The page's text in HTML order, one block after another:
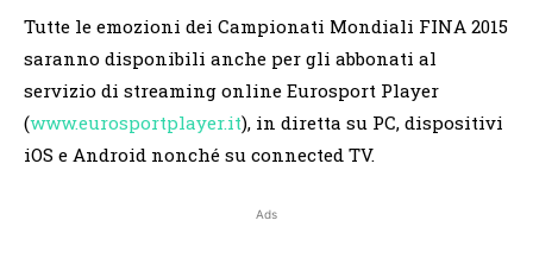
Tutte le emozioni dei Campionati Mondiali FINA 2015
saranno disponibili anche per gli abbonati al
servizio di streaming online Eurosport Player
(www.eurosportplayer.it), in diretta su PC, dispositivi
iOS e Android nonché su connected TV.
Ads